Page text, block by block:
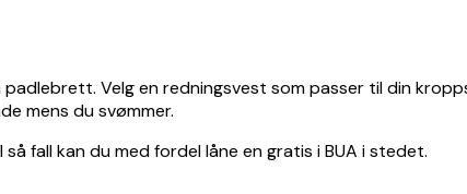
Velg en redningsvest som passer til din
mens du svømmer.
fall kan du med fordel låne en gratis i BUA i stedet.